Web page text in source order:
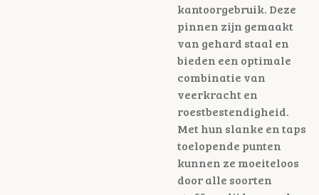
kantoorgebruik. Deze
pinnen zijn gemaakt
van gehard staal en
bieden een optimale
combinatie van
veerkracht en
roestbestendigheid.
Met hun slanke en taps
toelopende punten
kunnen ze moeiteloos
door alle soorten